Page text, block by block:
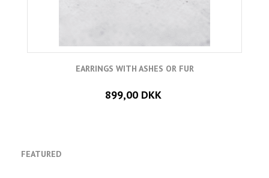
EARRINGS WITH ASHES OR FUR
899,00 DKK
FEATURED